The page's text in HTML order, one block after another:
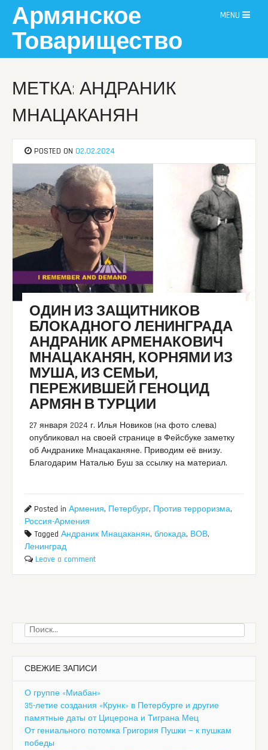
content
Армянское
Товарищество
MENU
МЕТКА: АНДРАНИК
МНАЦАКАНЯН
POSTED ON 02.02.2024
ОДИН ИЗ ЗАЩИТНИКОВ
БЛОКАДНОГО ЛЕНИНГРАДА
АНДРАНИК АРМЕНАКОВИЧ
МНАЦАКАНЯН, КОРНЯМИ ИЗ
МУША, ИЗ СЕМЬИ,
ПЕРЕЖИВШЕЙ ГЕНОЦИД
АРМЯН В ТУРЦИИ
27 января 2024 г. Илья Новиков (на фото слева)
опубликовал на своей странице в Фейсбуке заметку
об Андранике Мнацаканяне. Приводим её внизу.
Благодарим Наталью Буш за ссылку на материал.
Posted inАрмения, Петербург, Против терроризма,
Россия-Армения
TaggedАндраник Мнацаканян,блокада, ВОВ,
Ленинград
Leave a comment
Найти:
СВЕЖИЕ ЗАПИСИ
О группе «Миабан»
35-летие создания «Крунк» в Петербурге и другие
памятные даты от Цицерона и Тиграна Мец
От гениального потомка Григория Пушки — к пушкам
победы